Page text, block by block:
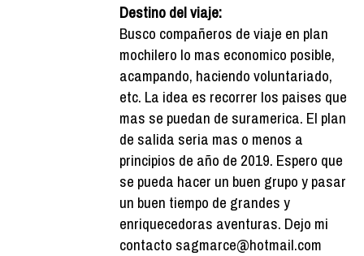
Destino del viaje:
Busco compañeros de viaje en plan
mochilero lo mas economico posible,
acampando, haciendo voluntariado,
etc. La idea es recorrer los paises que
mas se puedan de suramerica. El plan
de salida seria mas o menos a
principios de año de 2019. Espero que
se pueda hacer un buen grupo y pasar
un buen tiempo de grandes y
enriquecedoras aventuras. Dejo mi
contacto sagmarce@hotmail.com